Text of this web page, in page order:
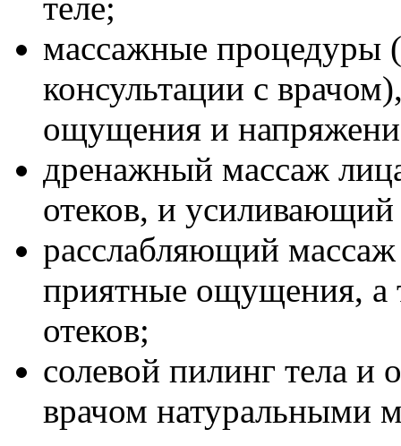
массажные процедуры
консультации с
ощущения и
дренажный массаж
отеков, и
расслабляющий
приятные ощущения, а
отеков;
солевой пилинг тела и
врачом натуральными